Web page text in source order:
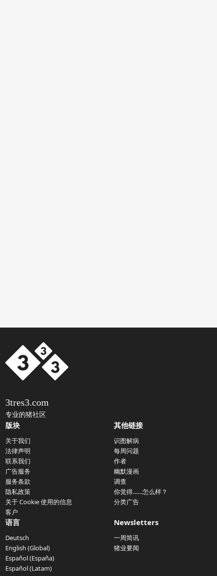
3tres3.com
专业的猪社区
版块
关于我们
法律声明
联系我们
广告服务
服务条款
隐私政策
关于 Cookie 使用的信息
客户
其他链接
识图解病
每周问题
作者
幽默漫画
调查
你觉得……怎么样？
分类广告
语言
Deutsch
English (Global)
Español (España)
Español (Latam)
Newsletters
一周简讯
猪业要闻